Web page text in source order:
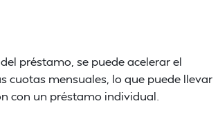
préstamo, se puede acelerar el
cuotas mensuales, lo que puede llevar
con un préstamo individual.